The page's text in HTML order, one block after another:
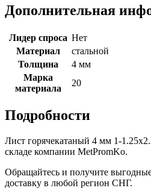
Дополнительная
Лидер спроса Нет
Материал
стальной
Толщина
4 мм
Марка
материала
20
Подробности
Лист горячекатаный 4 мм 1-
складе компании MetPromKo.
Обращайтесь и получите
доставку в любой регион СНГ.